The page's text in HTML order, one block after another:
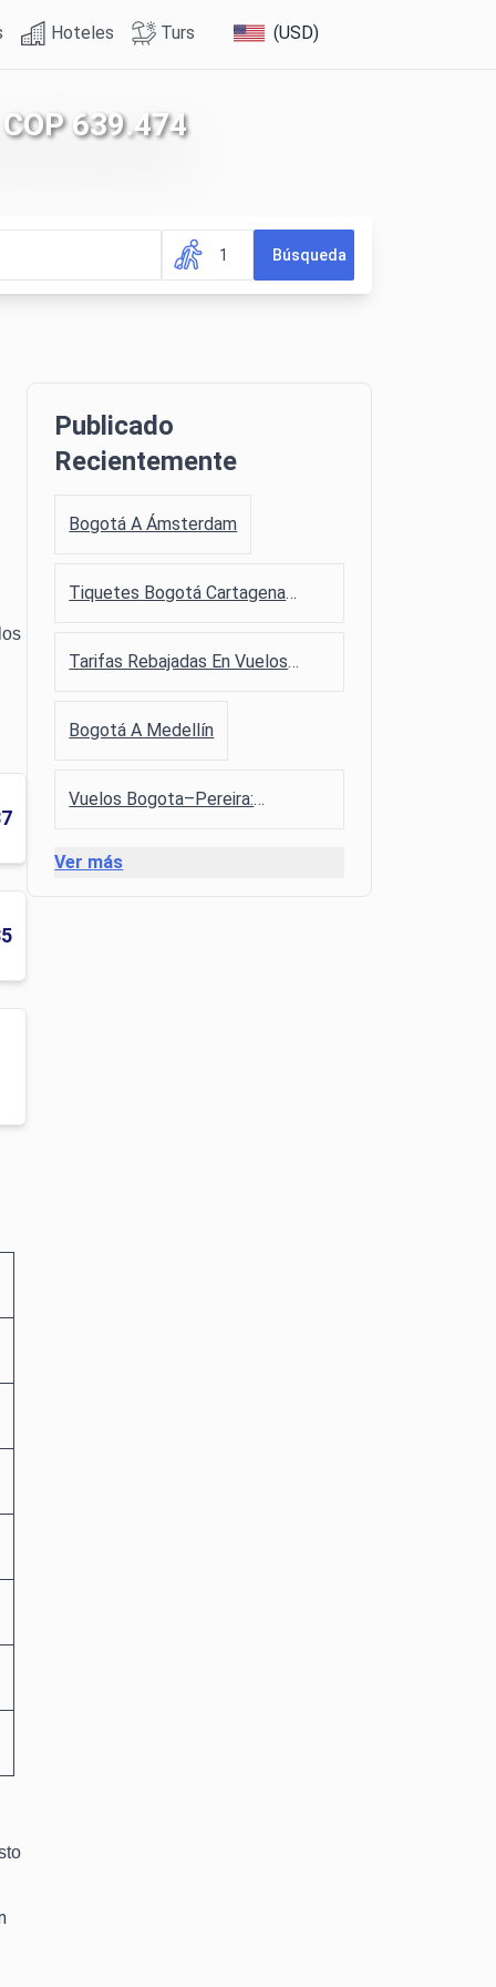
Hoteles Turs (USD)
639.474
1 Búsqueda
Publicado
Recientemente
Bogotá A Ámsterdam
Tiquetes Bogotá Cartagena
Horario Y Cómo Comprarlo
Tarifas Rebajadas En Vuelos
Antes De Que Suban
Bogotá A Medellín
Vuelos Bogota–Pereira:
Pagando Menos
Ver más